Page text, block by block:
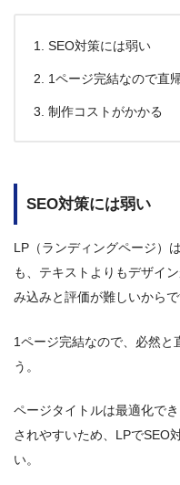
SEO対策には弱い
1ページ完結なので直
制作コストがかかる
SEO対策には弱い
LP（ランディングページ）
も、テキストよりもデザイ
み込みと評価が難しいからで
1ページ完結なので、必然と
う。
ページタイトルは最適化で
されやすいため、LPでSEO
い。